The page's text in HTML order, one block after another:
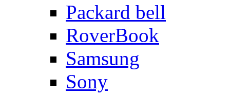
Packard bell
RoverBook
Samsung
Sony